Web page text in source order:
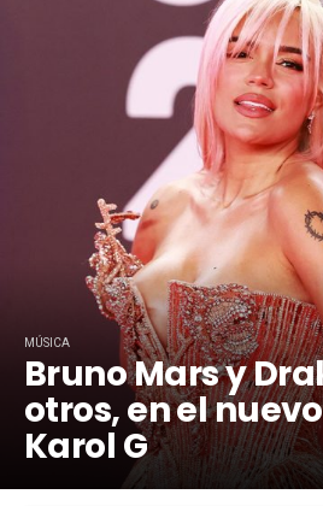
MÚSICA
Bruno Mars y
otros, en el
Karol G